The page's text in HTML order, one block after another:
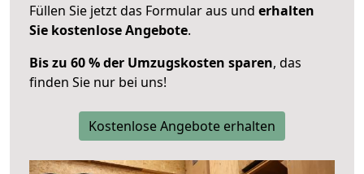
Füllen Sie jetzt das Formular aus und erhalten
Sie kostenlose Angebote.
Bis zu 60 % der Umzugskosten sparen, das
finden Sie nur bei uns!
Kostenlose Angebote erhalten